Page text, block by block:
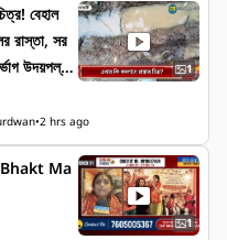
বেহাল
রাস্তা, সর
উদয়পল্লীর
1
•2 hrs ago
Ma
1